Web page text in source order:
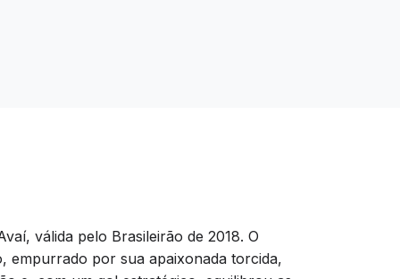
válida pelo Brasileirão de 2018. O
empurrado por sua apaixonada torcida,